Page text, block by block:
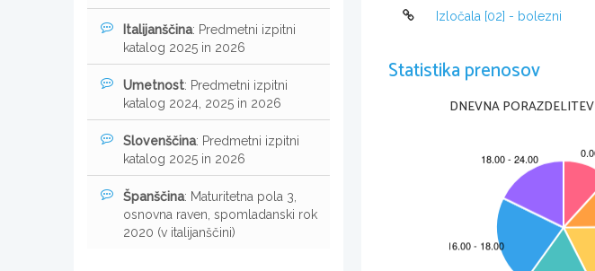
Izločala [02] - bolezni
Statistika prenosov
DNEVNA PORAZDELITEV
Italijanščina: Predmetni izpitni
katalog 2025 in 2026
Umetnost: Predmetni izpitni
katalog 2024, 2025 in 2026
Slovenščina: Predmetni izpitni
katalog 2025 in 2026
Španščina: Maturitetna pola 3,
osnovna raven, spomladanski rok
2020 (v italijanščini)